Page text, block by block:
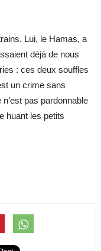
Lui, le Hamas, a
déjà de nous
: ces deux souffles
un crime sans
pas pardonnable
huant les petits